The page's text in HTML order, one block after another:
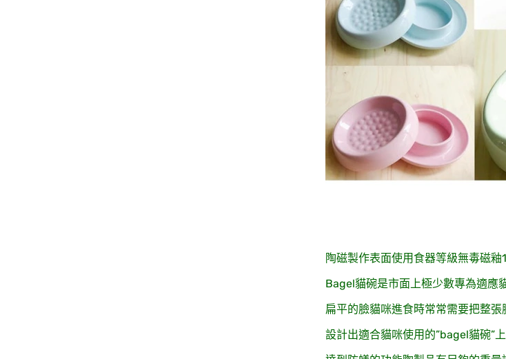
陶磁製作表面使用食器等級無毒磁釉
Bagel貓碗是市面上極少數專為適應
扁平的臉貓咪進食時常常需要把整
設計出適合貓咪使用的”bagel貓碗”